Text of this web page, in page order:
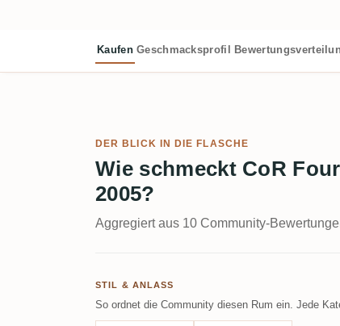
Kaufen Geschmacksprofil
DER BLICK IN DIE FLASCHE
Wie schmeckt CoR
2005?
Aggregiert aus 10 Community-
STIL & ANLASS
So ordnet die Community diesen Rum ein. Jede